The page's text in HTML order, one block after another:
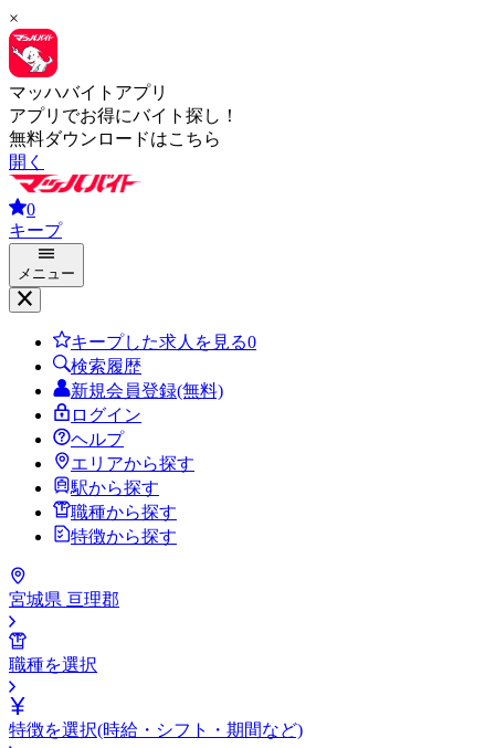
×
マッハバイトアプリ
アプリでお得にバイト探し！
無料ダウンロードはこちら
開く
0
キープ
メニュー
キープした求人を見る0
検索履歴
新規会員登録(無料)
ログイン
ヘルプ
エリアから探す
駅から探す
職種から探す
特徴から探す
宮城県 亘理郡
職種を選択
特徴を選択(時給・シフト・期間など)